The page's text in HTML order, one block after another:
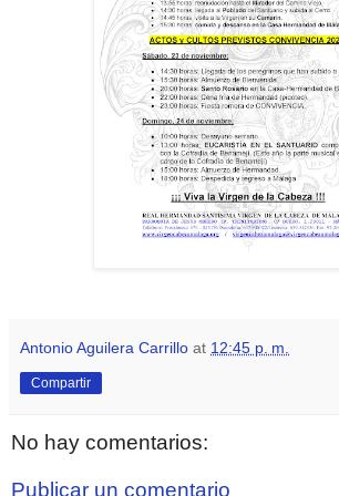
Antonio Aguilera Carrillo at 12:45 p. m.
Compartir
No hay comentarios:
Publicar un comentario